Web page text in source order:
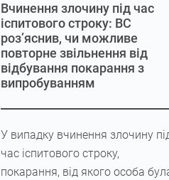
Вчинення злочину під час
іспитового строку: ВС
роз’яснив, чи можливе
повторне звільнення від
відбування покарання з
випробуванням
У випадку вчинення злочину
час іспитового строку,
покарання, від якого особа